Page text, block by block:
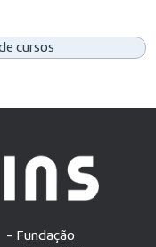
cursos
- Fundação